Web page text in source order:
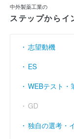
中外製薬工業の
ステップからイ
志望動機
ES
WEBテスト・
GD
独自の選考・